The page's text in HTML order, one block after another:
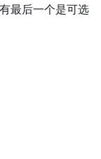
最后一个是可选